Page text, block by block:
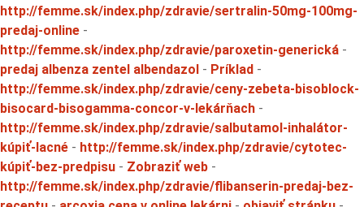
http://femme.sk/index.php/zdravie/sertralin-50mg-100mg-
predaj-online -
http://femme.sk/index.php/zdravie/paroxetin-generická -
predaj albenza zentel albendazol - Príklad -
http://femme.sk/index.php/zdravie/ceny-zebeta-bisoblock-
bisocard-bisogamma-concor-v-lekárňach -
http://femme.sk/index.php/zdravie/salbutamol-inhalátor-
kúpiť-lacné - http://femme.sk/index.php/zdravie/cytotec-
kúpiť-bez-predpisu - Zobraziť web -
http://femme.sk/index.php/zdravie/flibanserin-predaj-bez-